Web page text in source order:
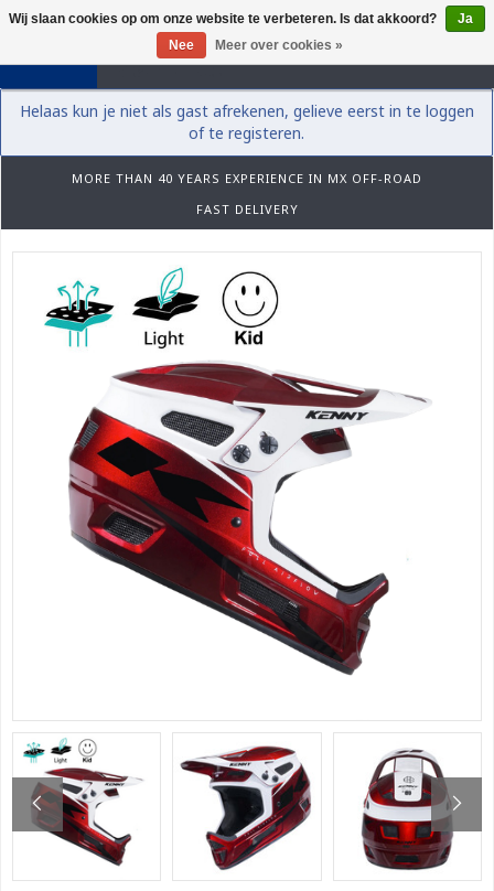
0
Helaas kun je niet als gast afrekenen, gelieve eerst in te loggen
of te registeren.
MORE THAN 40 YEARS EXPERIENCE IN MX OFF-ROAD
FAST DELIVERY
Wij slaan cookies op om onze website te verbeteren. Is dat akkoord?
Ja
Nee
Meer over cookies »